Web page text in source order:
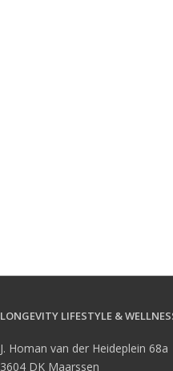
LONGEVITY LIFESTYLE &
J. Homan van der Heideplein 68a
3604 DK Maarssen